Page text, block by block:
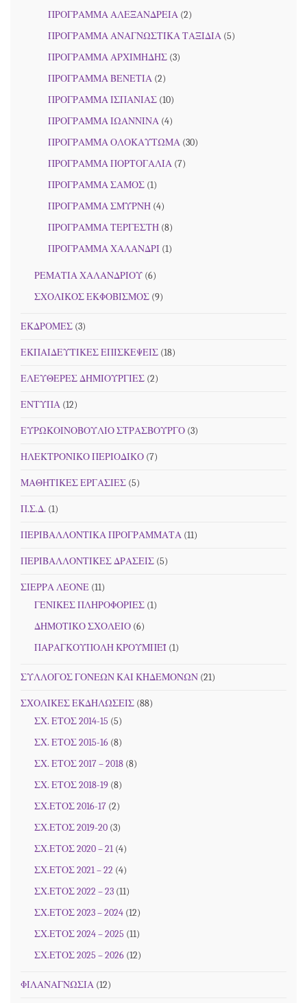
ΠΡΟΓΡΑΜΜΑ ΑΛΕΞΑΝΔΡΕΙΑ (2)
ΠΡΟΓΡΑΜΜΑ ΑΝΑΓΝΩΣΤΙΚΑ ΤΑΞΙΔΙΑ (5)
ΠΡΟΓΡΑΜΜΑ ΑΡΧΙΜΗΔΗΣ (3)
ΠΡΟΓΡΑΜΜΑ ΒΕΝΕΤΙΑ (2)
ΠΡΟΓΡΑΜΜΑ ΙΣΠΑΝΙΑΣ (10)
ΠΡΟΓΡΑΜΜΑ ΙΩΑΝΝΙΝΑ (4)
ΠΡΟΓΡΑΜΜΑ ΟΛΟΚΑΥΤΩΜΑ (30)
ΠΡΟΓΡΑΜΜΑ ΠΟΡΤΟΓΑΛΙΑ (7)
ΠΡΟΓΡΑΜΜΑ ΣΑΜΟΣ (1)
ΠΡΟΓΡΑΜΜΑ ΣΜΥΡΝΗ (4)
ΠΡΟΓΡΑΜΜΑ ΤΕΡΓΕΣΤΗ (8)
ΠΡΟΓΡΑΜΜΑ ΧΑΛΑΝΔΡΙ (1)
ΡΕΜΑΤΙΑ ΧΑΛΑΝΔΡΙΟΥ (6)
ΣΧΟΛΙΚΟΣ ΕΚΦΟΒΙΣΜΟΣ (9)
ΕΚΔΡΟΜΕΣ (3)
ΕΚΠΑΙΔΕΥΤΙΚΕΣ ΕΠΙΣΚΕΨΕΙΣ (18)
ΕΛΕΥΘΕΡΕΣ ΔΗΜΙΟΥΡΓΙΕΣ (2)
ΕΝΤΥΠΑ (12)
ΕΥΡΩΚΟΙΝΟΒΟΥΛΙΟ ΣΤΡΑΣΒΟΥΡΓΟ (3)
ΗΛΕΚΤΡΟΝΙΚΟ ΠΕΡΙΟΔΙΚΟ (7)
ΜΑΘΗΤΙΚΕΣ ΕΡΓΑΣΙΕΣ (5)
Π.Σ.Δ. (1)
ΠΕΡΙΒΑΛΛΟΝΤΙΚΑ ΠΡΟΓΡΑΜΜΑΤΑ (11)
ΠΕΡΙΒΑΛΛΟΝΤΙΚΕΣ ΔΡΑΣΕΙΣ (5)
ΣΙΕΡΡΑ ΛΕΟΝΕ (11)
ΓΕΝΙΚΕΣ ΠΛΗΡΟΦΟΡΙΕΣ (1)
ΔΗΜΟΤΙΚΟ ΣΧΟΛΕΙΟ (6)
ΠΑΡΑΓΚΟΥΠΟΛΗ ΚΡΟΥΜΠΕΪ (1)
ΣΥΛΛΟΓΟΣ ΓΟΝΕΩΝ ΚΑΙ ΚΗΔΕΜΟΝΩΝ (21)
ΣΧΟΛΙΚΕΣ ΕΚΔΗΛΩΣΕΙΣ (88)
ΣΧ. ΕΤΟΣ 2014-15 (5)
ΣΧ. ΕΤΟΣ 2015-16 (8)
ΣΧ. ΕΤΟΣ 2017 – 2018 (8)
ΣΧ. ΕΤΟΣ 2018-19 (8)
ΣΧ.ΕΤΟΣ 2016-17 (2)
ΣΧ.ΕΤΟΣ 2019-20 (3)
ΣΧ.ΕΤΟΣ 2020 – 21 (4)
ΣΧ.ΕΤΟΣ 2021 – 22 (4)
ΣΧ.ΕΤΟΣ 2022 – 23 (11)
ΣΧ.ΕΤΟΣ 2023 – 2024 (12)
ΣΧ.ΕΤΟΣ 2024 – 2025 (11)
ΣΧ.ΕΤΟΣ 2025 – 2026 (12)
ΦΙΛΑΝΑΓΝΩΣΙΑ (12)